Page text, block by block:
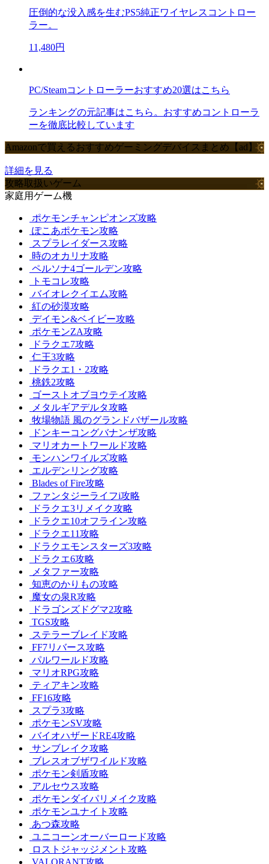
圧倒的な没入感を生むPS5純正ワイヤレスコントロー
ラー。
11,480円
PC/Steamコントローラーおすすめ20選はこちら
ランキングの元記事はこちら。おすすめコントローラ
ーを徹底比較しています
Amazonで買えるおすすめゲーミングデバイスまとめ【ad】
詳細を見る
攻略取扱いゲーム
家庭用ゲーム機
ポケモンチャンピオンズ攻略
ぽこあポケモン攻略
スプラレイダース攻略
時のオカリナ攻略
ペルソナ4ゴールデン攻略
トモコレ攻略
バイオレクイエム攻略
紅の砂漠攻略
デイモン&ベイビー攻略
ポケモンZA攻略
ドラクエ7攻略
仁王3攻略
ドラクエ1・2攻略
桃鉄2攻略
ゴーストオブヨウテイ攻略
メタルギアデルタ攻略
牧場物語 風のグランドバザール攻略
ドンキーコングバナンザ攻略
マリオカートワールド攻略
モンハンワイルズ攻略
エルデンリング攻略
Blades of Fire攻略
ファンタジーライフi攻略
ドラクエ3リメイク攻略
ドラクエ10オフライン攻略
ドラクエ11攻略
ドラクエモンスターズ3攻略
ドラクエ6攻略
メタファー攻略
知恵のかりもの攻略
魔女の泉R攻略
ドラゴンズドグマ2攻略
TGS攻略
ステラーブレイド攻略
FF7リバース攻略
パルワールド攻略
マリオRPG攻略
ティアキン攻略
FF16攻略
スプラ3攻略
ポケモンSV攻略
バイオハザードRE4攻略
サンブレイク攻略
ブレスオブザワイルド攻略
ポケモン剣盾攻略
アルセウス攻略
ポケモンダイパリメイク攻略
ポケモンユナイト攻略
あつ森攻略
ユニコーンオーバーロード攻略
ロストジャッジメント攻略
VALORANT攻略